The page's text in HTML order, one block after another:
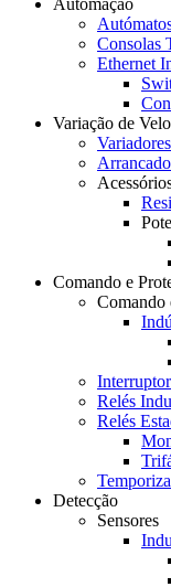
Automação
Consolas
Ethernet
Variação de
Comando e
Comando
Relés
Relés
Detecção
Sensores